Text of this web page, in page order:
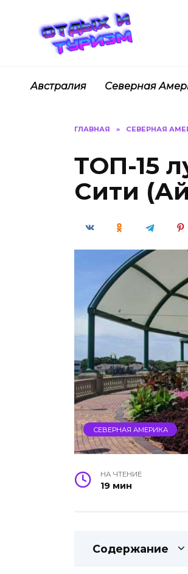
содержанию
Австралия Северная
ГЛАВНАЯ » СЕВЕРНАЯ
ТОП-15
Сити
СЕВЕРНАЯ АМЕРИКА
НА ЧТЕНИЕ
19 мин
Содержание